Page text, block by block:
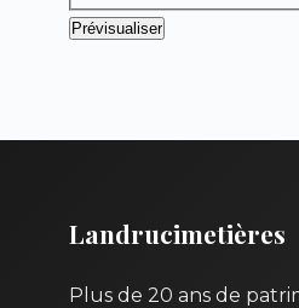
Landrucimetières
Plus de 20 ans de